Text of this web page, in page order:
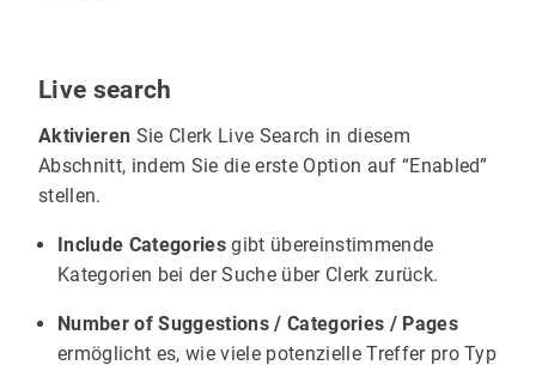
Live search
Aktivieren Sie Clerk Live Search in diesem
Abschnitt, indem Sie die erste Option auf “Enabled”
stellen.
Include Categoriesgibt übereinstimmende
Kategorien bei der Suche über Clerk zurück.
Number of Suggestions / Categories / Pages
ermöglicht es, wie viele potenzielle Treffer pro Typ